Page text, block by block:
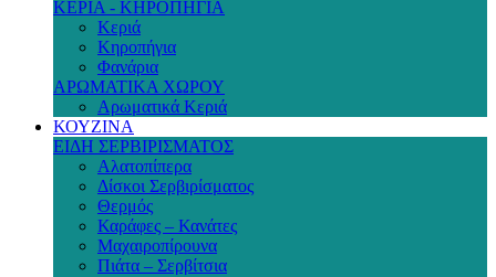
ΚΕΡΙΑ - ΚΗΡΟΠΗΓΙΑ
Κεριά
Κηροπήγια
Φανάρια
ΑΡΩΜΑΤΙΚΑ ΧΩΡΟΥ
Αρωματικά Κεριά
ΚΟΥΖΙΝΑ
ΕΙΔΗ ΣΕΡΒΙΡΙΣΜΑΤΟΣ
Αλατοπίπερα
Δίσκοι Σερβιρίσματος
Θερμός
Καράφες – Κανάτες
Μαχαιροπίρουνα
Πιάτα – Σερβίτσια